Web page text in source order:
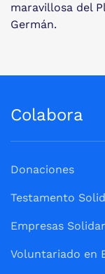
maravillosa del
Germán.
Colabora
Donaciones
Testamento
Empresas
Voluntariado en